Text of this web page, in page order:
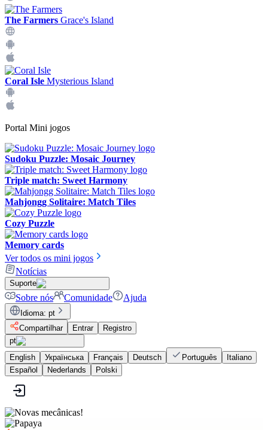
The Farmers Grace's Island
Coral Isle Mysterious Island
Portal Mini jogos
Sudoku Puzzle: Mosaic Journey
Triple match: Sweet Harmony
Mahjongg Solitaire: Match Tiles
Cozy Puzzle
Memory cards
Ver todos os mini jogos
Notícias
Suporte
Sobre nós Comunidade Ajuda
Idioma: pt
Compartilhar
Entrar
Registro
pt
English
Українська Français Deutsch Português
Italiano
Español
Nederlands Polski